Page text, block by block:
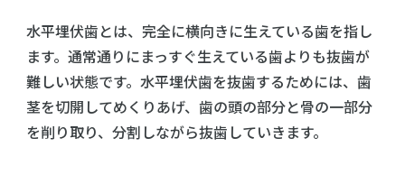
水平埋伏歯とは、完全に横向きに生えている歯を指し
ます。通常通りにまっすぐ生えている歯よりも抜歯が
難しい状態です。水平埋伏歯を抜歯するためには、歯
茎を切開してめくりあげ、歯の頭の部分と骨の一部分
を削り取り、分割しながら抜歯していきます。